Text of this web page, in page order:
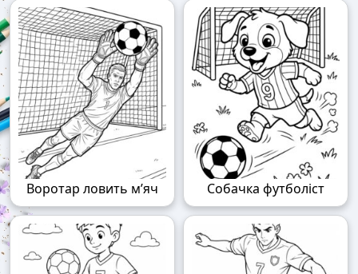
Воротар ловить м’яч Собачка футболіст